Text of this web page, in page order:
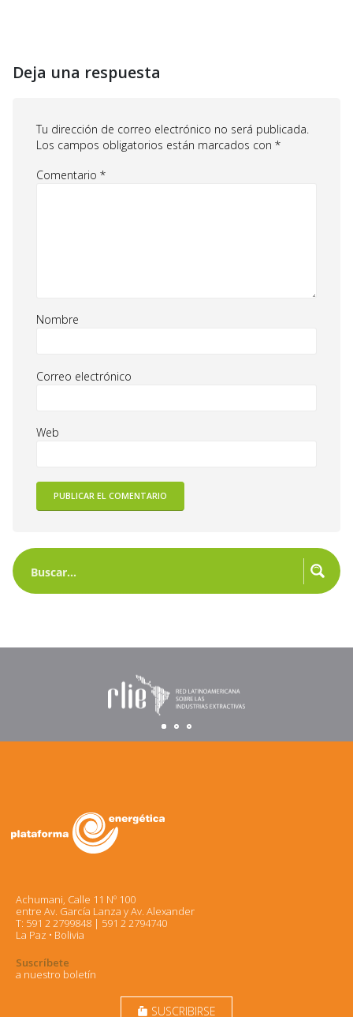
Deja una respuesta
Tu dirección de correo electrónico no será publicada.
Los campos obligatorios están marcados con *
Comentario *
Nombre
Correo electrónico
Web
Achumani, Calle 11 Nº 100
entre Av. García Lanza y Av. Alexander
T: 591 2 2799848 | 591 2 2794740
La Paz • Bolivia
Suscríbete
a nuestro boletín
markunread_mailbox SUSCRIBIRSE